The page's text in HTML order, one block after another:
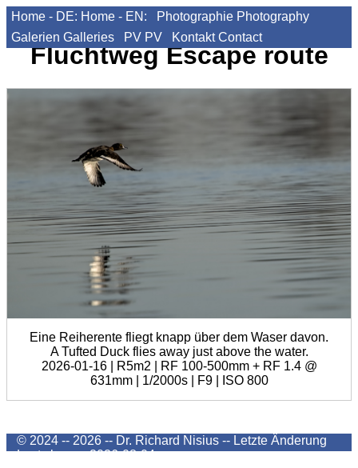
Home - DE: Home - EN: Photographie Photography
Galerien Galleries PV PV Kontakt Contact
FluchtwegEscape route
Eine Reiherente fliegt knapp über dem Waser davon.
A Tufted Duck flies away just above the water.
2026-01-16 | R5m2 | RF 100-500mm + RF 1.4 @
631mm | 1/2000s | F9 | ISO 800
© 2024 -- 2026 -- Dr. Richard Nisius -- Letzte Änderung
Last change2026-08-04